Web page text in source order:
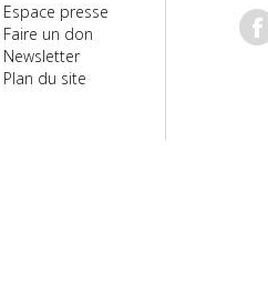
Espace presse
Faire un don
Newsletter
Plan du site